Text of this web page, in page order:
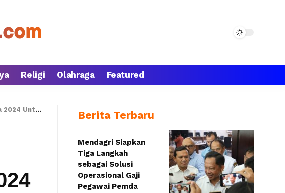
Religi Olahraga Featured
Masyarakat Berita Terbaru
Mendagri Siapkan
Tiga Langkah
sebagai Solusi
Operasional Gaji
Pegawai Pemda